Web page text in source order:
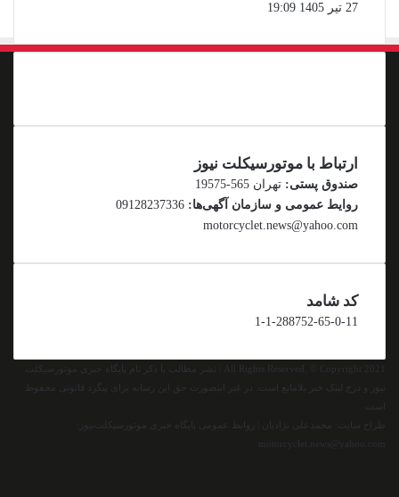
27 تیر 1405 19:09
ارتباط با موتورسیکلت نیوز
صندوق پستی: تهران 565-19575
روایط عمومی و سازمان آگهی‌ها:
motorcyclet.news@yahoo.com
کد شامد
1-1-288752-65-0-11
All Rights Reserved, © Copyright 2021 | نشر مطالب با ذکر نام پایگاه خبری موتورسیکلت
نیوز و درج لینک خبر بلامانع است. در غیر اینصورت حق این رسانه برای پیگرد قانونی محفوظ
است
طراح سایت: محمدعلی نژادیان | روابط عمومی پایگاه خبری موتورسیکلت‌نیوز:
motorcyclet.news@yahoo.com